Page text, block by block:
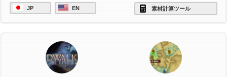
JP EN 素材計算ツール